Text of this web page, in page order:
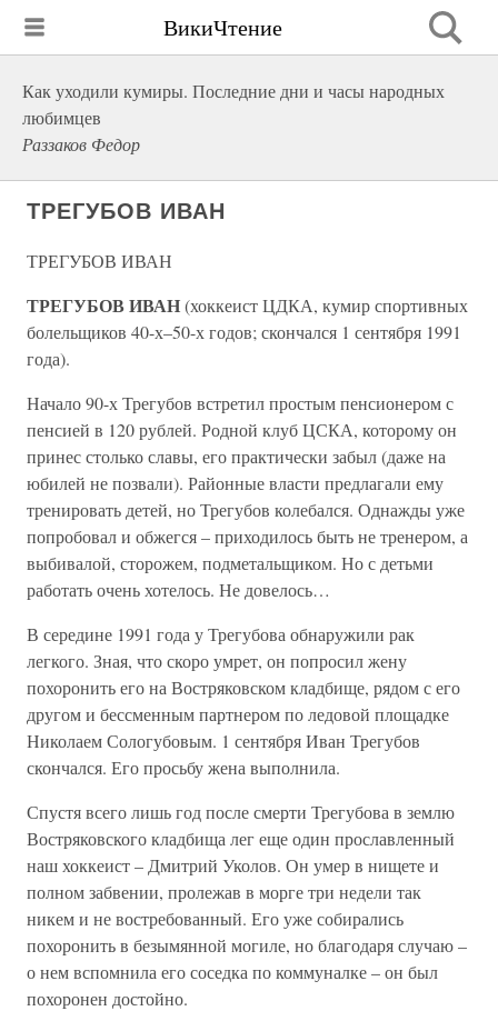
ВикиЧтение
Как уходили кумиры. Последние дни и часы народных
любимцев
Раззаков Федор
ТРЕГУБОВ ИВАН
ТРЕГУБОВ ИВАН
ТРЕГУБОВ ИВАН(хоккеист ЦДКА, кумир спортивных
болельщиков 40-х–50-х годов; скончался 1 сентября 1991
года).
Начало 90-х Трегубов встретил простым пенсионером с
пенсией в 120 рублей. Родной клуб ЦСКА, которому он
принес столько славы, его практически забыл (даже на
юбилей не позвали). Районные власти предлагали ему
тренировать детей, но Трегубов колебался. Однажды уже
попробовал и обжегся – приходилось быть не тренером, а
выбивалой, сторожем, подметальщиком. Но с детьми
работать очень хотелось. Не довелось…
В середине 1991 года у Трегубова обнаружили рак
легкого. Зная, что скоро умрет, он попросил жену
похоронить его на Востряковском кладбище, рядом с его
другом и бессменным партнером по ледовой площадке
Николаем Сологубовым. 1 сентября Иван Трегубов
скончался. Его просьбу жена выполнила.
Спустя всего лишь год после смерти Трегубова в землю
Востряковского кладбища лег еще один прославленный
наш хоккеист – Дмитрий Уколов. Он умер в нищете и
полном забвении, пролежав в морге три недели так
никем и не востребованный. Его уже собирались
похоронить в безымянной могиле, но благодаря случаю –
о нем вспомнила его соседка по коммуналке – он был
похоронен достойно.